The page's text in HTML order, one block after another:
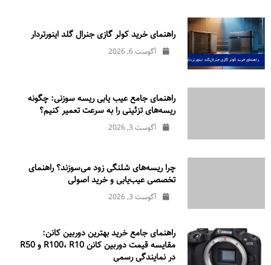
راهنمای خرید کولر گازی جنرال‌ گلد اینورتر‌دار
آگوست 6, 2026
راهنمای جامع عیب یابی ریسه سوزنی: چگونه
ریسه‌های تزئینی را به سرعت تعمیر کنیم؟
آگوست 3, 2026
چرا ریسه‌های شلنگی زود می‌سوزند؟ راهنمای
تخصصی عیب‌یابی و خرید اصولی
آگوست 3, 2026
راهنمای جامع خرید بهترین دوربین کانن:
مقایسه قیمت دوربین کانن R100، R10 و R50
در نمایندگی رسمی